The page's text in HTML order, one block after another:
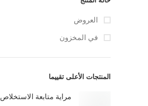
العروض
في المخزون
المنتجات الأعلى تقييما
مراية متابعة الاستخلاص